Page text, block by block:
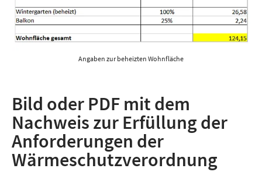
Angaben zur beheizten Wohnfläche
Bild oder PDF mit dem
Nachweis zur Erfüllung der
Anforderungen der
Wärmeschutzverordnung